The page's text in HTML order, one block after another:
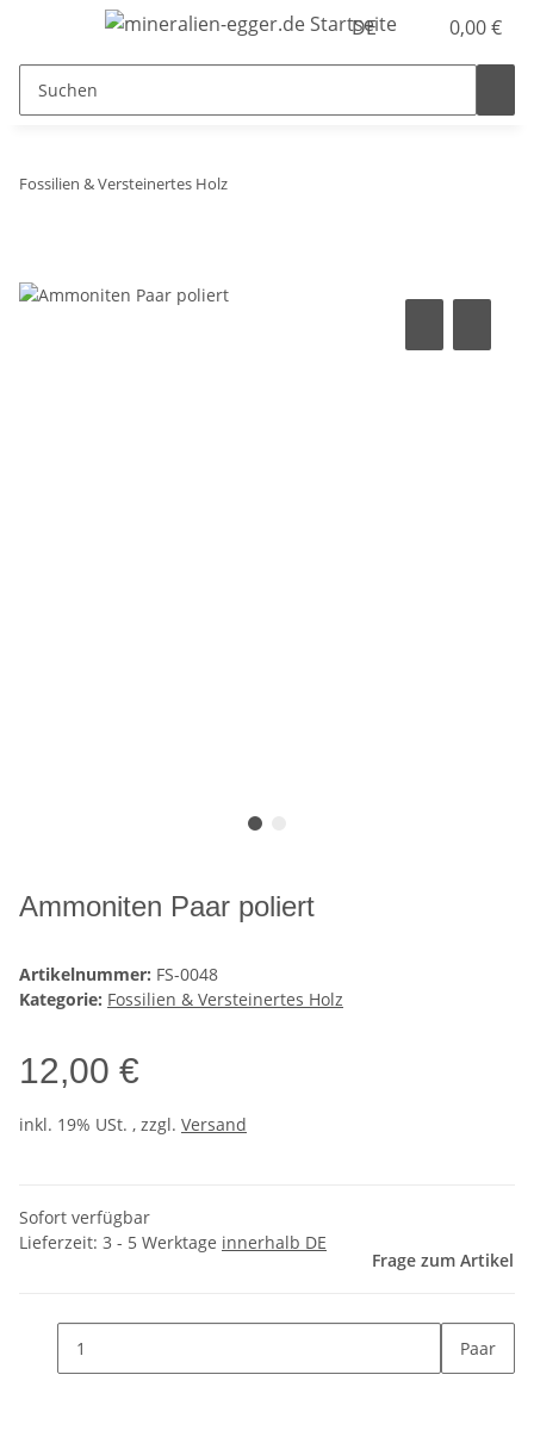
DE 0,00 €
Fossilien & Versteinertes Holz
Ammoniten Paar poliert
Artikelnummer: FS-0048
Kategorie: Fossilien & Versteinertes Holz
12,00 €
inkl. 19% USt. , zzgl. Versand
Sofort verfügbar
Lieferzeit: 3 - 5 Werktage innerhalb DE
Frage zum Artikel
Paar